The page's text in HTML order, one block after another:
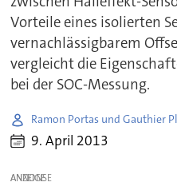
Vorteile eines isolierten
vernachlässigbarem
vergleicht die
bei der SOC-Messung.
Ramon Portas und Gauthier
9. April 2013
ANZEIGE